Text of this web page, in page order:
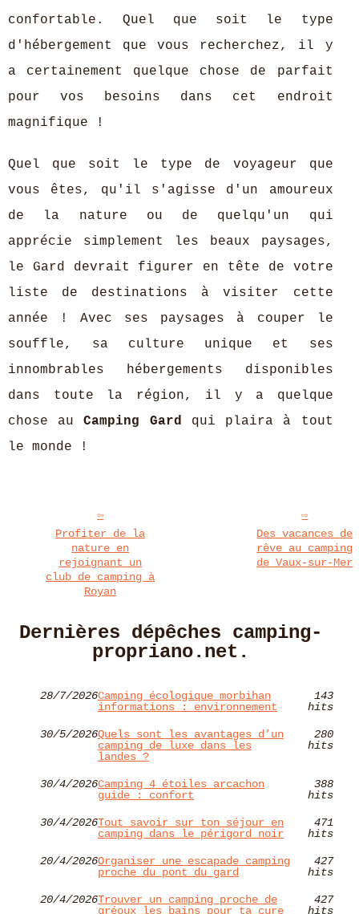
confortable. Quel que soit le type
d'hébergement que vous recherchez, il y
a certainement quelque chose de parfait
pour vos besoins dans cet endroit
magnifique !
Quel que soit le type de voyageur que
vous êtes, qu'il s'agisse d'un amoureux
de la nature ou de quelqu'un qui
apprécie simplement les beaux paysages,
le Gard devrait figurer en tête de votre
liste de destinations à visiter cette
année ! Avec ses paysages à couper le
souffle, sa culture unique et ses
innombrables hébergements disponibles
dans toute la région, il y a quelque
chose auCamping Gard qui plaira à tout
le monde !
Profiter de la
nature en
rejoignant un
club de camping à
Royan
Des vacances de
rêve au camping
de Vaux-sur-Mer
Dernières dépêches camping-
propriano.net.
28/7/2026Camping écologique morbihan
informations : environnement
143
hits
30/5/2026Quels sont les avantages d’un
camping de luxe dans les
landes ?
280
hits
30/4/2026Camping 4 étoiles arcachon
guide : confort
388
hits
30/4/2026Tout savoir sur ton séjour en
camping dans le périgord noir
471
hits
20/4/2026Organiser une escapade camping
proche du pont du gard
427
hits
20/4/2026Trouver un camping proche de
gréoux les bains pour ta cure
427
hits